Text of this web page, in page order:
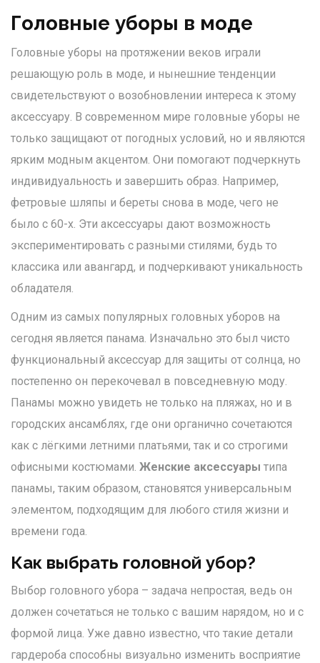
Головные уборы в моде
Головные уборы на протяжении веков играли
решающую роль в моде, и нынешние тенденции
свидетельствуют о возобновлении интереса к этому
аксессуару. В современном мире головные уборы не
только защищают от погодных условий, но и являются
ярким модным акцентом. Они помогают подчеркнуть
индивидуальность и завершить образ. Например,
фетровые шляпы и береты снова в моде, чего не
было с 60-х. Эти аксессуары дают возможность
экспериментировать с разными стилями, будь то
классика или авангард, и подчеркивают уникальность
обладателя.
Одним из самых популярных головных уборов на
сегодня является панама. Изначально это был чисто
функциональный аксессуар для защиты от солнца, но
постепенно он перекочевал в повседневную моду.
Панамы можно увидеть не только на пляжах, но и в
городских ансамблях, где они органично сочетаются
как с лёгкими летними платьями, так и со строгими
офисными костюмами. Женские аксессуары типа
панамы, таким образом, становятся универсальным
элементом, подходящим для любого стиля жизни и
времени года.
Как выбрать головной убор?
Выбор головного убора – задача непростая, ведь он
должен сочетаться не только с вашим нарядом, но и с
формой лица. Уже давно известно, что такие детали
гардероба способны визуально изменить восприятие